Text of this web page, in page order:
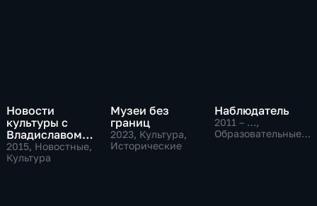
Новости
культуры с
Владиславом
Флярковским
2015, Новостные,
Культура
Музеи без
границ
2023, Культура,
Исторические
Наблюдатель
2011 – …,
Образовательные,